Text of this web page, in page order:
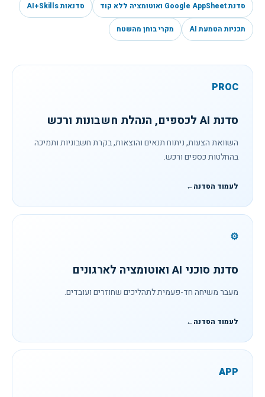
סדנת Google AppSheet ואוטומציה ללא קוד סדנאות AI+Skills
תכניות הטמעת AI מקרי בוחן מהשטח
PROC
סדנת AI לכספים, הנהלת חשבונות ורכש
השוואת הצעות, ניתוח תנאים והוצאות, בקרת חשבוניות ותמיכה
בהחלטות כספים ורכש.
לעמוד הסדנה←
⚙
סדנת סוכני AI ואוטומציה לארגונים
מעבר משיחה חד-פעמית לתהליכים שחוזרים ועובדים.
לעמוד הסדנה←
APP